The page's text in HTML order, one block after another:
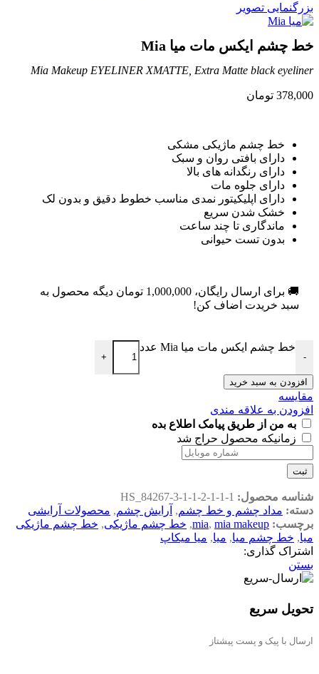
بزرگنمایی تصویر
خط چشم ایکس مات میا Mia
Mia Makeup EYELINER XMATTE, Extra Matte black eyeliner
378,000 تومان
خط چشم ماژیکی مشکی
دارای بافتی روان و سبک
دارای رنگدانه های بالا
دارای جلوه مات
دارای اپلیکیتور نمدی مناسب خطوط دقیق و بدون لک
خشک شدن سریع
ماندگاری تا چند ساعت
بدون تست حیوانی
🚚 برای ارسال رایگان، 1,000,000 تومان دیگه محصول به
سبد خریدت اضاف کن!
-
خط چشم ایکس مات میا Mia عدد
+
افزودن به سبد خرید
مقایسه
افزودن به علاقه مندی
به من از طریق پیامک اطلاع بده
زمانیکه محصول حراج شد
ثبت
شناسه محصول: HS_84267-3-1-1-2-1-1-1
دسته: مداد چشم و خط چشم, آرایش چشم, محصولات آرایشی
برچسب:
mia, mia makeup
, خط چشم ماژیکی, خط چشم ماژیکی
میا, خط چشم میا, میا, میا میکاپ
اشتراک گذاری:
بستن
تحویل سریع
ارسال با پیک و پست پیشتاز